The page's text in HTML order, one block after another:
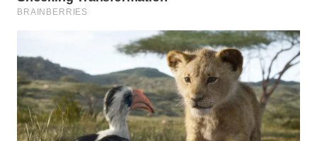
TAPANULI
WN DELI
SERDANG
WN
TEBING